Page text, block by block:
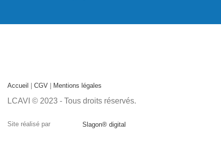
Accueil CGV Mentions légales
LCAVI © 2023 - Tous droits réservés.
Site réalisé par Slagon® digital